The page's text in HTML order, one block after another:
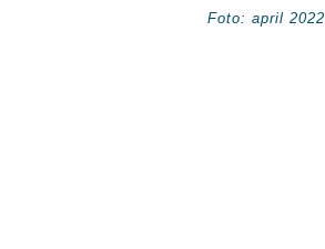
Foto: april 2022